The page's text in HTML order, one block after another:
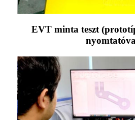
EVT minta teszt